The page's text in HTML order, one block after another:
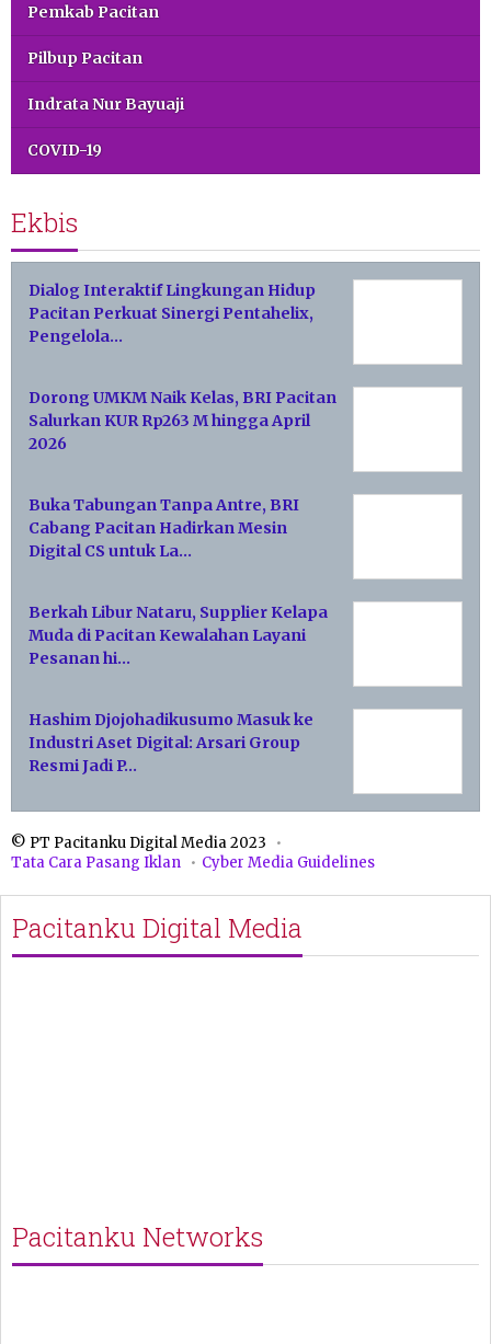
Pemkab Pacitan
Pilbup Pacitan
Indrata Nur Bayuaji
COVID-19
Ekbis
Dialog Interaktif Lingkungan Hidup
Pacitan Perkuat Sinergi Pentahelix,
Pengelola…
Dorong UMKM Naik Kelas, BRI Pacitan
Salurkan KUR Rp263 M hingga April
2026
Buka Tabungan Tanpa Antre, BRI
Cabang Pacitan Hadirkan Mesin
Digital CS untuk La…
Berkah Libur Nataru, Supplier Kelapa
Muda di Pacitan Kewalahan Layani
Pesanan hi…
Hashim Djojohadikusumo Masuk ke
Industri Aset Digital: Arsari Group
Resmi Jadi P…
© PT Pacitanku Digital Media 2023
Tata Cara Pasang Iklan
Cyber Media Guidelines
Pacitanku Digital Media
Pacitanku Networks